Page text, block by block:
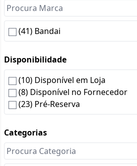
(41) Bandai
Disponibilidade
(10) Disponível em Loja
(8) Disponível no Fornecedor
(23) Pré-Reserva
Categorias